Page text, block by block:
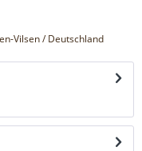
Vilsen / Deutschland